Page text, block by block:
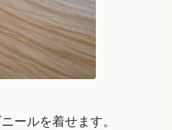
ールを着せます。